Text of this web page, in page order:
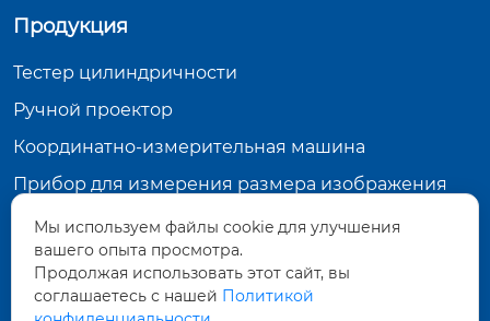
Продукция
Тестер цилиндричности
Ручной проектор
Координатно-измерительная машина
Прибор для измерения размера изображения
Контактная информация
15, улица Чжэньпэн Чжун-2, Даляньская зона
экономического и технического развития,
провинция Ляонин
Мы используем файлы cookie для улучшения
вашего опыта просмотра.
Продолжая использовать этот сайт, вы
соглашаетесь с нашей Политикой